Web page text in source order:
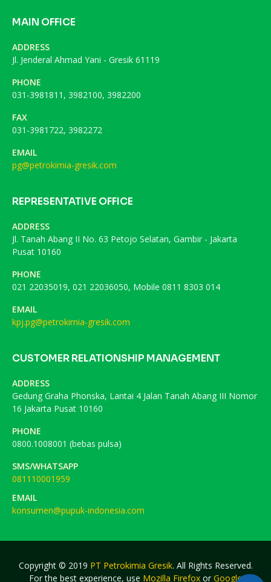
MAIN OFFICE
ADDRESS
Jl. Jenderal Ahmad Yani - Gresik 61119
PHONE
031-3981811, 3982100, 3982200
FAX
031-3981722, 3982272
EMAIL
pg@petrokimia-gresik.com
REPRESENTATIVE OFFICE
ADDRESS
Jl. Tanah Abang II No. 63 Petojo Selatan, Gambir - Jakarta
Pusat 10160
PHONE
021 22035019, 021 22036050, Mobile 0811 8303 014
EMAIL
kpj.pg@petrokimia-gresik.com
CUSTOMER RELATIONSHIP MANAGEMENT
ADDRESS
Gedung Graha Phonska, Lantai 4 Jalan Tanah Abang III Nomor
16 Jakarta Pusat 10160
PHONE
0800.1008001 (bebas pulsa)
SMS/WHATSAPP
081110001959
EMAIL
konsumen@pupuk-indonesia.com
Copyright © 2019 PT Petrokimia Gresik. All Rights Reserved.
For the best experience, use Mozilla Firefox or Google